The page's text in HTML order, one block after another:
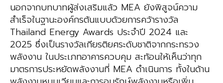
นอกจากบทบาทผู้ส่งเสริมแล้ว MEA ยังพิสูจน์ความ
สำเร็จในฐานะองค์กรต้นแบบด้วยการคว้ารางวัล
Thailand Energy Awards ประจำปี 2024 และ
2025 ซึ่งเป็นรางวัลเกียรติยศระดับชาติจากกระทรวง
พลังงาน ในประเภทอาคารควบคุม สะท้อนให้เห็นว่าทุก
มาตรการประหยัดพลังงานที่ MEA ดำเนินการ ทั้งในด้าน